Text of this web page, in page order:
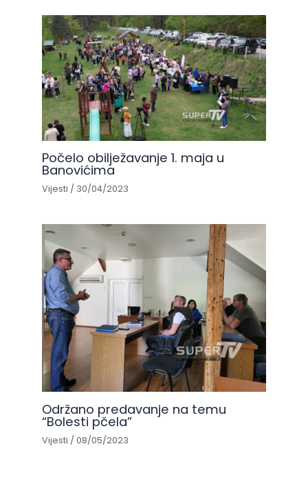
Počelo obilježavanje 1. maja u
Banovićima
Vijesti / 30/04/2023
Održano predavanje na temu
“Bolesti pčela”
Vijesti /08/05/2023